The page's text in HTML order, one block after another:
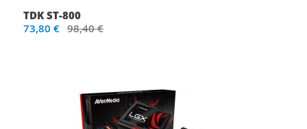
TDK ST-800
73,80 € 98,40 €